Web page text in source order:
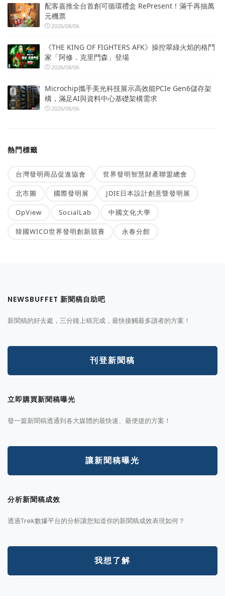
配客嘉推全台首創可循環禮盒 RePresent！滿千再抽萬
元機票
2026/08/06
《THE KING OF FIGHTERS AFK》操控翠綠火焰的格鬥
家「阿修．克里門森」登場
2026/08/06
Microchip攜手美光科技展示高效能PCIe Gen6儲存架
構，滿足AI與資料中心基礎架構需求
2026/08/06
熱門標籤
台灣發明商品促進協會 世界發明智慧財產聯盟總會
北市圖 國際發明展 JDIE日本設計創意暨發明展
OpView SocialLab 中國文化大學
韓國WICO世界發明創新競賽 永春分館
NEWSBUFFET 新聞稿自助吧
新聞稿的好去處，三分鐘上稿完成，最快接觸最多讀者的方案！
刊登新聞稿
立即購買新聞稿曝光
發一篇新聞稿透通到各大媒體的最快速、最便捷的方案！
讓新聞稿曝光
分析新聞稿成效
透過Trek數據平台的分析讓您知道你的新聞稿成效表現如何？
我想了解